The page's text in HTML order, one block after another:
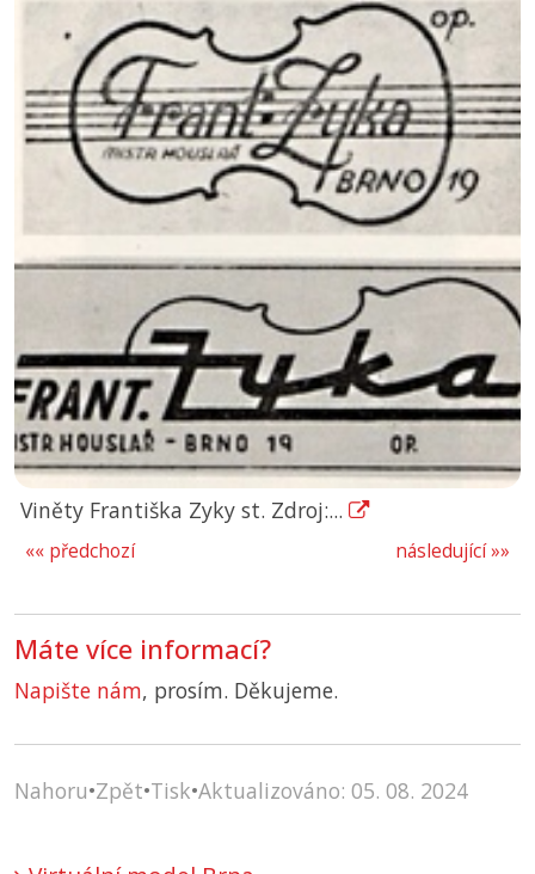
Viněty Františka Zyky st. Zdroj:...
následující »»
«« předchozí
Máte více informací?
Napište nám, prosím. Děkujeme.
Nahoru•Zpět•Tisk•Aktualizováno: 05. 08. 2024